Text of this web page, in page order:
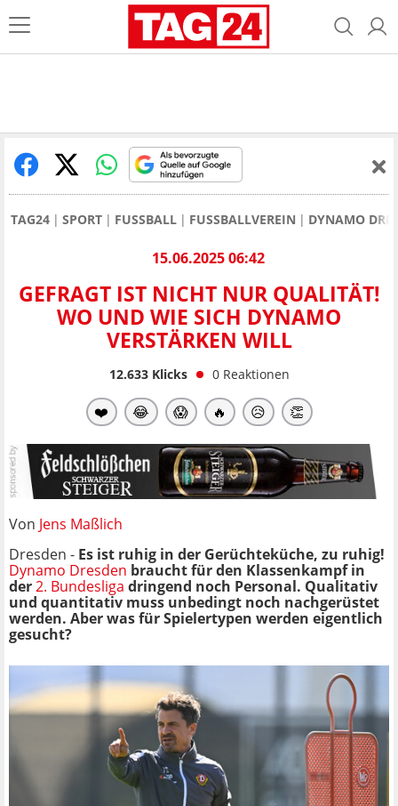
TAG24 SPORT FUSSBALL FUSSBALLVEREIN DYNAMO
15.06.2025 06:42
GEFRAGT IST NICHT NUR QUALITÄT!
WO UND WIE SICH DYNAMO
VERSTÄRKEN WILL
12.633Klicks 0 Reaktionen
❤️ 😂 😱 🔥 😥 👏
Von Jens Maßlich
Dresden - Es ist ruhig in der Gerüchteküche, zu ruhig!
Dynamo Dresden braucht für den Klassenkampf in
der2. Bundesliga dringend noch Personal. Qualitativ
und quantitativ muss unbedingt noch nachgerüstet
werden. Aber was für Spielertypen werden eigentlich
gesucht?